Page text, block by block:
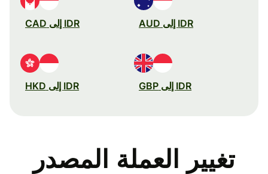
IDR إلى AUD IDR إلى CAD
IDR إلى GBP IDR إلى HKD
تغيير العملة المصدر